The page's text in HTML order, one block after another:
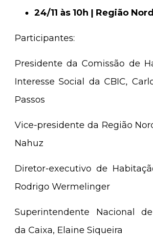
24/11 às 10h | Região
Participantes:
Presidente da Comissão de
Interesse Social da CBIC,
Passos
Vice-presidente da Região
Nahuz
Diretor-executivo de
Rodrigo Wermelinger
Superintendente Nacional
da Caixa, Elaine Siqueira